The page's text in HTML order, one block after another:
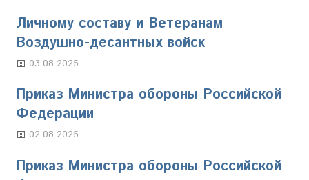
Личному составу и Ветеранам
Воздушно-десантных войск
03.08.2026
Приказ Министра обороны Российской
Федерации
02.08.2026
Приказ Министра обороны Российской